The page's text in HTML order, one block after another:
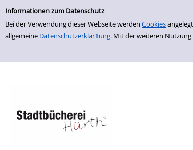
Einfache Suche
Informationen zum Datenschutz
Bei der Verwendung dieser Webseite werden Cookies
allgemeine Datenschutzerklär1ung. Mit der weiteren
zur Navigation springen
zum Inhalt springen
Zur Detailanzeige springen